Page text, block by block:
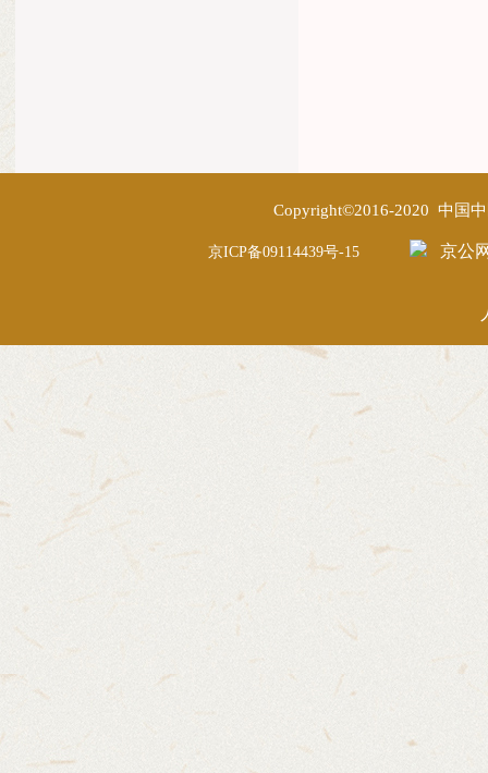
Copyright©2016-2020 中国
京ICP备09114439号-15 京公